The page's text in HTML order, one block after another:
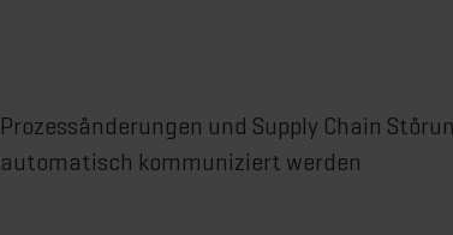
Prozessänderungen und Supply Chain
automatisch kommuniziert werden